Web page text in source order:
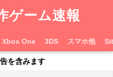
ゲーム速報
Xbox One 3DS スマホ他
を含みます